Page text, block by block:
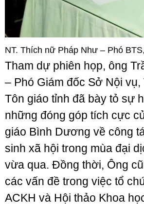
NT. Thích nữ Pháp Như – Phó
Tham dự phiên họp, ông
– Phó Giám đốc Sở Nội
Tôn giáo tỉnh đã bày tỏ sự
những đóng góp tích cực
giáo Bình Dương về công
sinh xã hội trong mùa đại
vừa qua. Đồng thời, Ông
các vấn đề trong việc tổ
ACKH và Hội thảo Khoa